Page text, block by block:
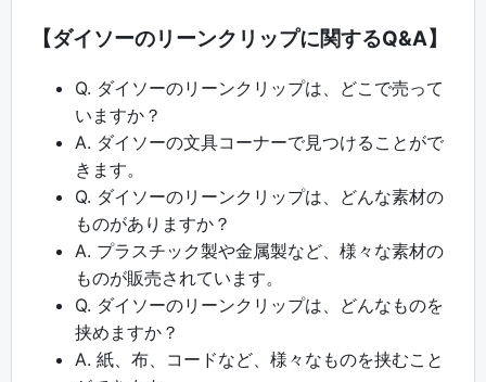
【ダイソーのリーンクリップに関するQ&A】
Q. ダイソーのリーンクリップは、どこで売って
いますか？
A. ダイソーの文具コーナーで見つけることがで
きます。
Q. ダイソーのリーンクリップは、どんな素材の
ものがありますか？
A. プラスチック製や金属製など、様々な素材の
ものが販売されています。
Q. ダイソーのリーンクリップは、どんなものを
挟めますか？
A. 紙、布、コードなど、様々なものを挟むこと